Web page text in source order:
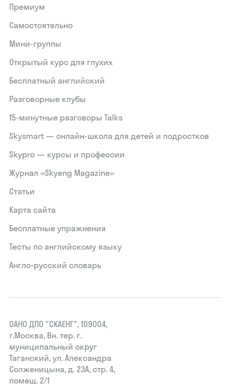
Премиум
Самостоятельно
Мини-группы
Открытый курс для глухих
Бесплатный английский
Разговорные клубы
15‑минутные разговоры Talks
Skysmart — онлайн-школа для детей и подростков
Skypro — курсы и профессии
Журнал «Skyeng Magazine»
Статьи
Карта сайта
Бесплатные упражнения
Тесты по английскому языку
Англо-русский словарь
ОАНО ДПО "СКАЕНГ", 109004,
г.Москва, Вн. тер. г.
муниципальный округ
Таганский, ул. Александра
Солженицына, д. 23А, стр. 4,
помещ. 2/1